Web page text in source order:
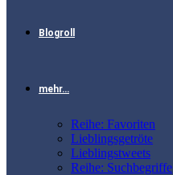
Blogroll
mehr…
Reihe: Favoriten
Lieblingsgetröte
Lieblingstweets
Reihe: Suchbegriffe